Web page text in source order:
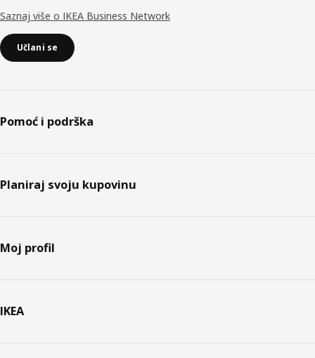
Saznaj više o IKEA Business Network
Učlani se
Pomoć i podrška
Planiraj svoju kupovinu
Moj profil
IKEA